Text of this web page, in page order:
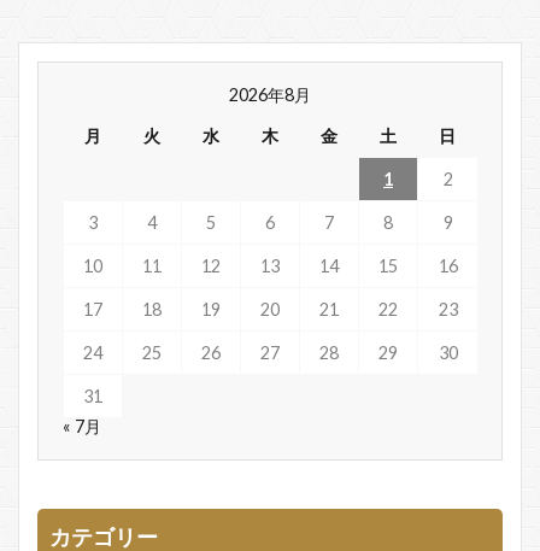
2026年8月
月
火 水 木 金 土 日
1 2
3 4 5 6 7 8 9
10 11 12 13 14 15 16
17 18 19 20 21 22 23
24 25 26 27 28 29 30
31
« 7月
カテゴリー